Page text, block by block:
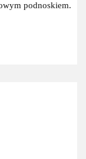
podnoskiem.